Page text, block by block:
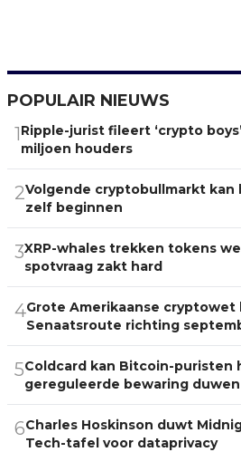
POPULAIR NIEUWS
1Ripple-jurist fileert ‘crypto
miljoen houders
2Volgende cryptobullmarkt
zelf beginnen
3XRP-whales trekken tokens
spotvraag zakt hard
4Grote Amerikaanse
Senaatsroute richting
5Coldcard kan Bitcoin-puristen
gereguleerde bewaring duwen
6Charles Hoskinson duwt
Tech-tafel voor dataprivacy